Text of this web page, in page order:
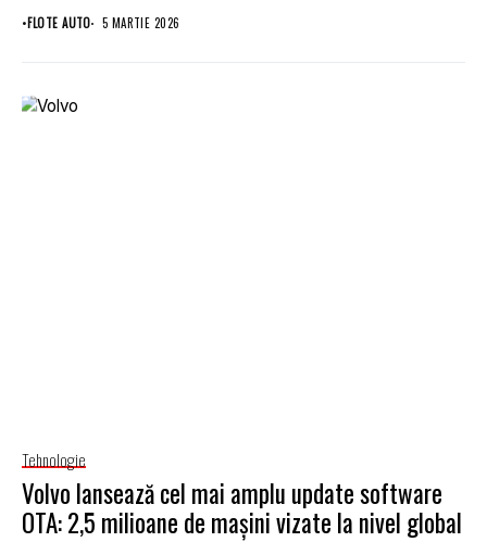
•FLOTE AUTO 5 MARTIE 2026
Tehnologie
Volvo lansează cel mai amplu update software
OTA: 2,5 milioane de mașini vizate la nivel global